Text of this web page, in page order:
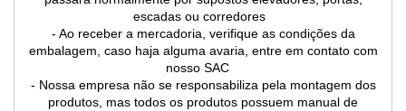
escadas ou corredores
- Ao receber a mercadoria, verifique as condições da
embalagem, caso haja alguma avaria, entre em contato com
nosso SAC
- Nossa empresa não se responsabiliza pela montagem dos
produtos, mas todos os produtos possuem manual de